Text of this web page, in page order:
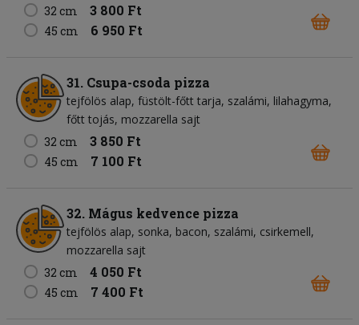
32 cm
3 800 Ft
45 cm 6 950 Ft
31. Csupa-csoda pizza
tejfölös alap füstölt-főtt tarja szalámi lilahagyma
főtt tojás mozzarella sajt
32 cm
3 850 Ft
45 cm 7 100 Ft
32. Mágus kedvence pizza
tejfölös alap sonka bacon szalámi csirkemell
mozzarella sajt
32 cm
4 050 Ft
45 cm 7 400 Ft